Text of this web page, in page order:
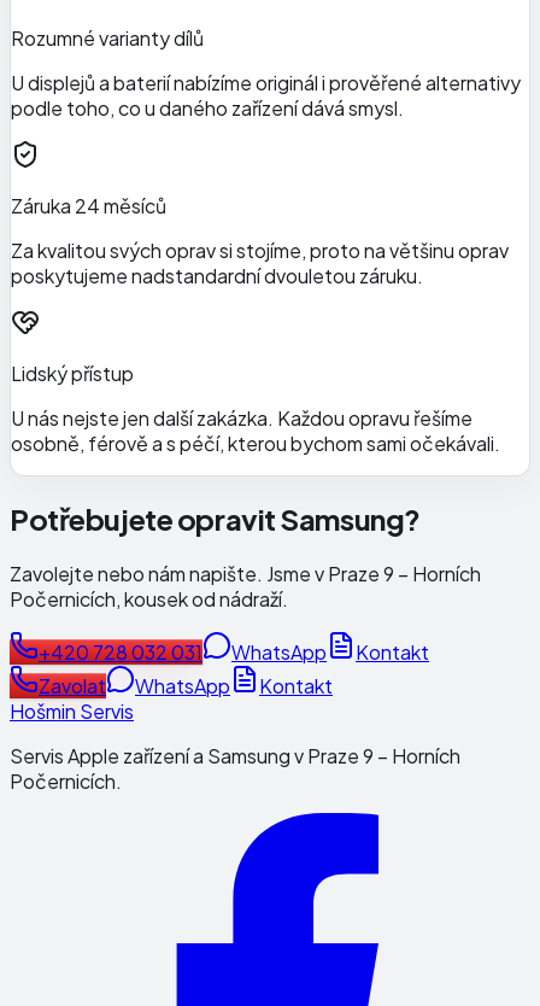
Rozumné varianty dílů
U displejů a baterií nabízíme originál i prověřené alternativy
podle toho, co u daného zařízení dává smysl.
Záruka 24 měsíců
Za kvalitou svých oprav si stojíme, proto na většinu oprav
poskytujeme nadstandardní dvouletou záruku.
Lidský přístup
U nás nejste jen další zakázka. Každou opravu řešíme
osobně, férově a s péčí, kterou bychom sami očekávali.
Potřebujete opravit Samsung?
Zavolejte nebo nám napište. Jsme v Praze 9 – Horních
Počernicích, kousek od nádraží.
+420 728 032 031 WhatsApp
Kontakt
Zavolat
WhatsApp
Kontakt
Hošmin Servis
Servis Apple zařízení a Samsung v Praze 9 – Horních
Počernicích.